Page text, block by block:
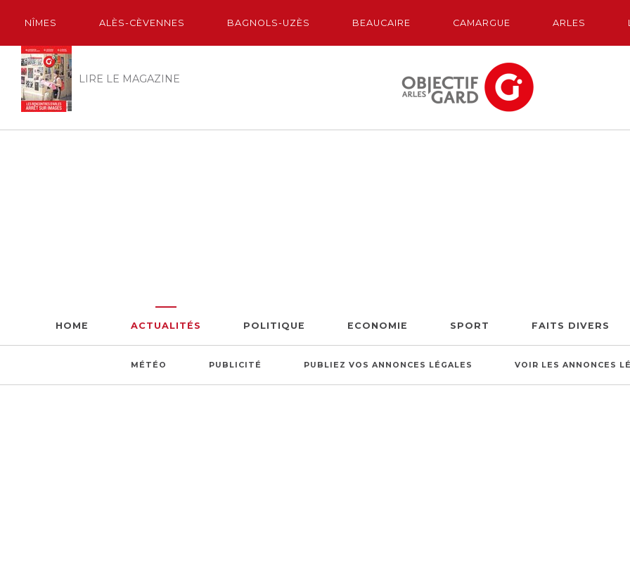
NÎMES ALÈS-CÈVENNES BAGNOLS-UZÈS BEAUCAIRE CAMARGUE ARLES
LIRE LE MAGAZINE
HOME ACTUALITÉS POLITIQUE ECONOMIE SPORT FAITS DIVERS
MÉTÉO PUBLICITÉ PUBLIEZ VOS ANNONCES LÉGALES VOIR LES ANNONCES